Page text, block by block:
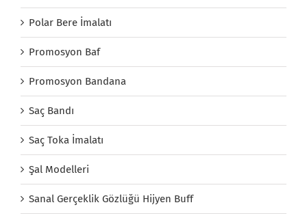
Polar Bere İmalatı
Promosyon Baf
Promosyon Bandana
Saç Bandı
Saç Toka İmalatı
Şal Modelleri
Sanal Gerçeklik Gözlüğü Hijyen Buff